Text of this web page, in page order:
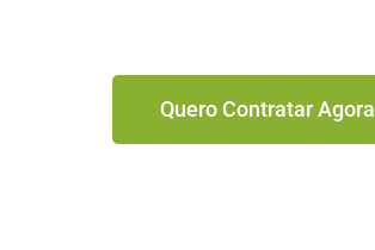
Quero Contratar Agora